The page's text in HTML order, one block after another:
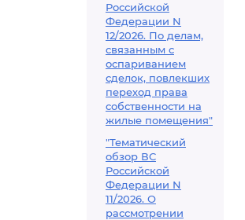
Российской
Федерации N
12/2026. По делам,
связанным с
оспариванием
сделок, повлекших
переход права
собственности на
жилые помещения"
"Тематический
обзор ВС
Российской
Федерации N
11/2026. О
рассмотрении